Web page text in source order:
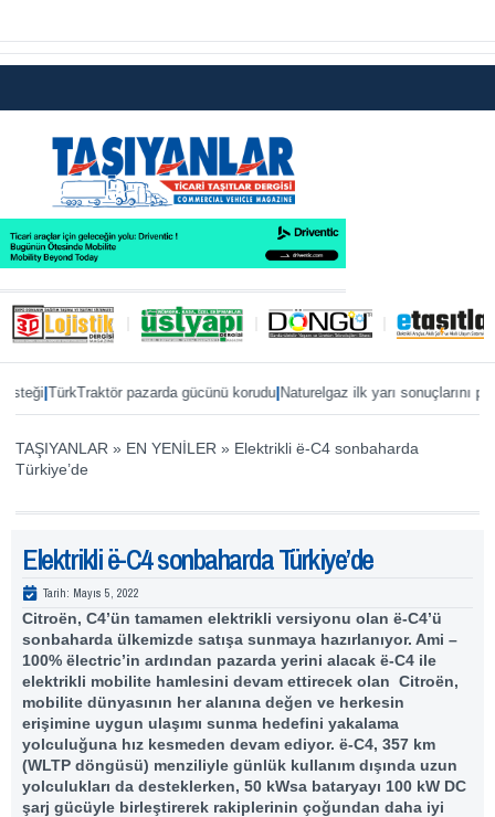
TürkTraktör pazarda gücünü korudu|Naturelgaz ilk yarı sonuçlarını paylaştı
TAŞIYANLAR » EN YENİLER » Elektrikli ë-C4 sonbaharda
Türkiye’de
Elektrikli ë-C4 sonbaharda Türkiye’de
Tarih: Mayıs 5, 2022
Citroën, C4’ün tamamen elektrikli versiyonu olan ë-C4’ü
sonbaharda ülkemizde satışa sunmaya hazırlanıyor. Ami –
100% ëlectric’in ardından pazarda yerini alacak ë-C4 ile
elektrikli mobilite hamlesini devam ettirecek olan Citroën,
mobilite dünyasının her alanına değen ve herkesin
erişimine uygun ulaşımı sunma hedefini yakalama
yolculuğuna hız kesmeden devam ediyor. ë-C4, 357 km
(WLTP döngüsü) menziliyle günlük kullanım dışında uzun
yolculukları da desteklerken, 50 kWsa bataryayı 100 kW DC
şarj gücüyle birleştirerek rakiplerinin çoğundan daha iyi